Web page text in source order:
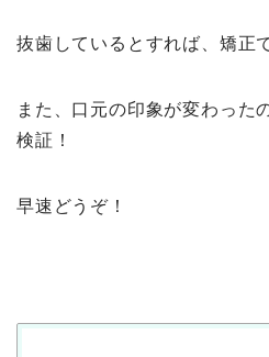
抜歯しているとすれば、矯正
また、口元の印象が変わった
検証！
早速どうぞ！